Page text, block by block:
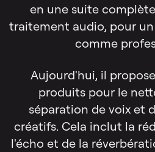
en une suite
traitement audio, pour
comme
Aujourd'hui, il
produits pour le
séparation de voix et
créatifs. Cela inclut la
l'écho et de la